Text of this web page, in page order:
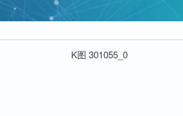
1.42%